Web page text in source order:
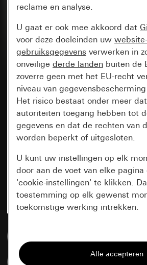
reclame en analyse.
U gaat er ook mee akkoord dat
voor deze doeleinden uw website-
gebruiksgegevens verwerken in
onveilige derde landen buiten de
zoverre geen met het EU-recht
niveau van
Het risico bestaat onder meer
autoriteiten toegang hebben tot
gegevens en dat de rechten van
worden beperkt of uitgesloten.
U kunt uw instellingen op elk
door aan de voet van elke
'cookie-instellingen' te klikken.
toestemming op elk gewenst
toekomstige werking intrekken.
Alle cookies die wij nodig hebben